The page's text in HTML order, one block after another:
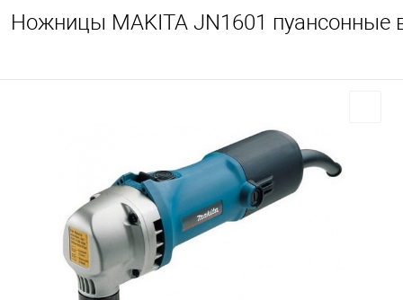
Ножницы MAKITA JN1601 пуансонные